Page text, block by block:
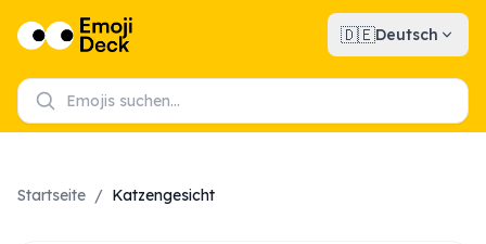
🇩🇪Deutsch
Startseite / Katzengesicht